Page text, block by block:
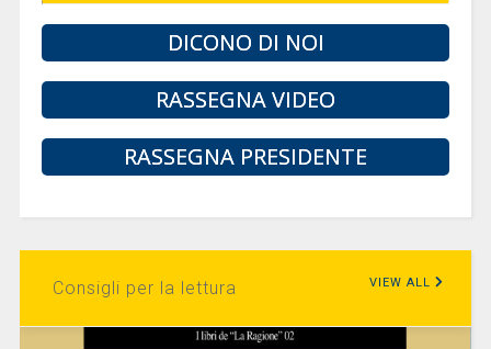
DICONO DI NOI
RASSEGNA VIDEO
RASSEGNA PRESIDENTE
Consigli per la lettura VIEW ALL